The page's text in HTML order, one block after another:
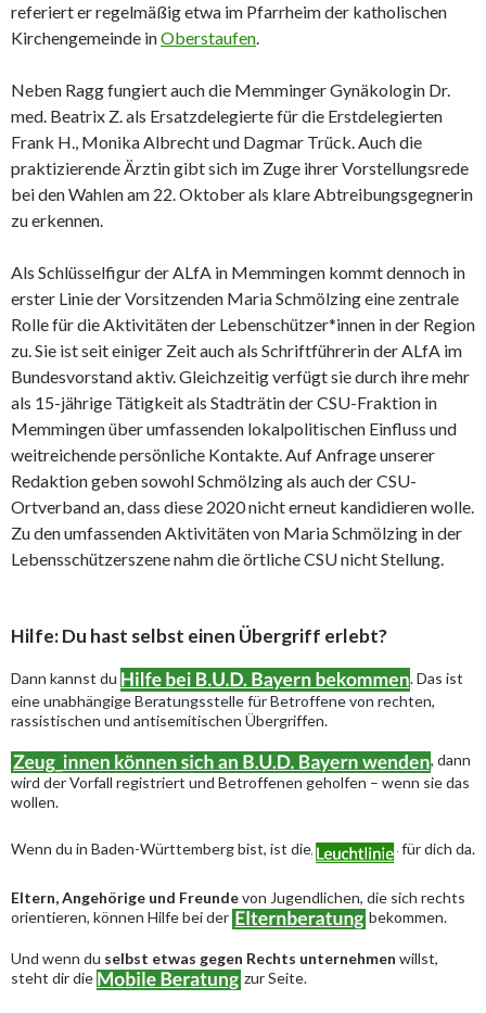
referiert er regelmäßig etwa im Pfarrheim der katholischen
Kirchengemeinde inOberstaufen.
Neben Ragg fungiert auch die Memminger Gynäkologin Dr.
med. Beatrix Z. als Ersatzdelegierte für die Erstdelegierten
Frank H., Monika Albrecht und Dagmar Trück. Auch die
praktizierende Ärztin gibt sich im Zuge ihrer Vorstellungsrede
bei den Wahlen am 22. Oktober als klare Abtreibungsgegnerin
zu erkennen.
Als Schlüsselfigur der ALfA in Memmingen kommt dennoch in
erster Linie der Vorsitzenden Maria Schmölzing eine zentrale
Rolle für die Aktivitäten der Lebenschützer*innen in der Region
zu. Sie ist seit einiger Zeit auch als Schriftführerin der ALfA im
Bundesvorstand aktiv. Gleichzeitig verfügt sie durch ihre mehr
als 15-jährige Tätigkeit als Stadträtin der CSU-Fraktion in
Memmingen über umfassenden lokalpolitischen Einfluss und
weitreichende persönliche Kontakte. Auf Anfrage unserer
Redaktion geben sowohl Schmölzing als auch der CSU-
Ortverband an, dass diese 2020 nicht erneut kandidieren wolle.
Zu den umfassenden Aktivitäten von Maria Schmölzing in der
Lebensschützerszene nahm die örtliche CSU nicht Stellung.
Hilfe: Du hast selbst einen Übergriff erlebt?
Dann kannst du
. Das ist
eine unabhängige Beratungsstelle für Betroffene von rechten,
rassistischen und antisemitischen Übergriffen.
, dann
wird der Vorfall registriert und Betroffenen geholfen – wenn sie das
wollen.
Wenn du in Baden-Württemberg bist, ist die für dich da.
Eltern, Angehörige und Freundevon Jugendlichen, die sich rechts
orientieren, können Hilfe bei der
bekommen.
Und wenn du selbst etwas gegen Rechts unternehmen willst,
steht dir die
zur Seite.